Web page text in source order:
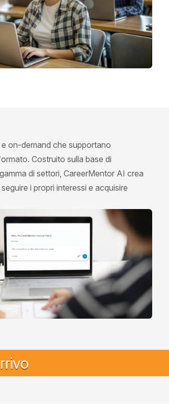
on-demand che supportano
Costruito sulla base di
di settori, CareerMentor AI crea
i propri interessi e acquisire